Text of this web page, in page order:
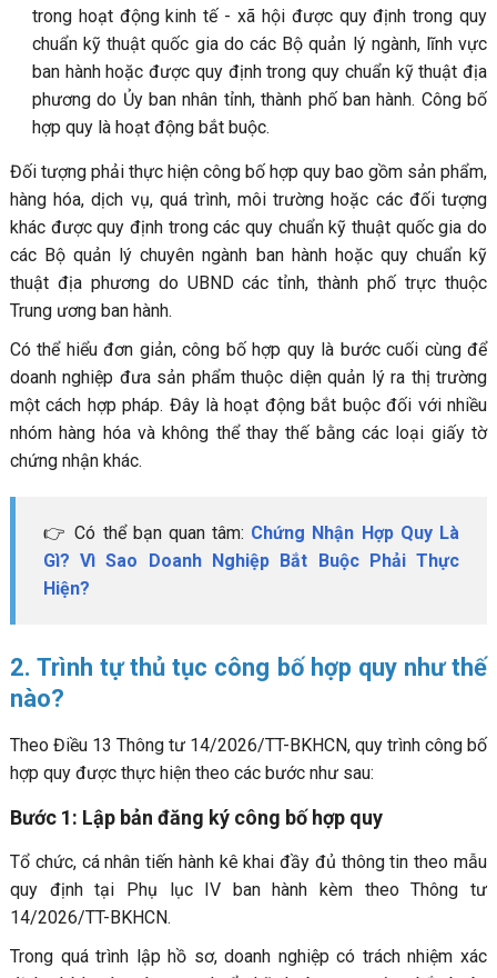
trong hoạt động kinh tế - xã hội được quy định trong quy
chuẩn kỹ thuật quốc gia do các Bộ quản lý ngành, lĩnh vực
ban hành hoặc được quy định trong quy chuẩn kỹ thuật địa
phương do Ủy ban nhân tỉnh, thành phố ban hành. Công bố
hợp quy là hoạt động bắt buộc.
Đối tượng phải thực hiện công bố hợp quy bao gồm sản phẩm,
hàng hóa, dịch vụ, quá trình, môi trường hoặc các đối tượng
khác được quy định trong các quy chuẩn kỹ thuật quốc gia do
các Bộ quản lý chuyên ngành ban hành hoặc quy chuẩn kỹ
thuật địa phương do UBND các tỉnh, thành phố trực thuộc
Trung ương ban hành.
Có thể hiểu đơn giản, công bố hợp quy là bước cuối cùng để
doanh nghiệp đưa sản phẩm thuộc diện quản lý ra thị trường
một cách hợp pháp. Đây là hoạt động bắt buộc đối với nhiều
nhóm hàng hóa và không thể thay thế bằng các loại giấy tờ
chứng nhận khác.
👉 Có thể bạn quan tâm: Chứng Nhận Hợp Quy Là
Gì? Vì Sao Doanh Nghiệp Bắt Buộc Phải Thực
Hiện?
2. Trình tự thủ tục công bố hợp quy như thế
nào?
Theo Điều 13 Thông tư 14/2026/TT-BKHCN, quy trình công bố
hợp quy được thực hiện theo các bước như sau:
Bước 1: Lập bản đăng ký công bố hợp quy
Tổ chức, cá nhân tiến hành kê khai đầy đủ thông tin theo mẫu
quy định tại Phụ lục IV ban hành kèm theo Thông tư
14/2026/TT-BKHCN.
Trong quá trình lập hồ sơ, doanh nghiệp có trách nhiệm xác